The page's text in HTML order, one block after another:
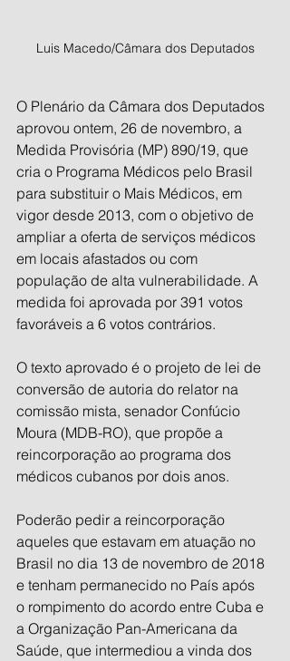
Luis Macedo/Câmara dos Deputados
O Plenário da Câmara dos Deputados
aprovou ontem, 26 de novembro, a
Medida Provisória (MP) 890/19, que
cria o Programa Médicos pelo Brasil
para substituir o Mais Médicos, em
vigor desde 2013, com o objetivo de
ampliar a oferta de serviços médicos
em locais afastados ou com
população de alta vulnerabilidade. A
medida foi aprovada por 391 votos
favoráveis a 6 votos contrários.
O texto aprovado é o projeto de lei de
conversão de autoria do relator na
comissão mista, senador Confúcio
Moura (MDB-RO), que propõe a
reincorporação ao programa dos
médicos cubanos por dois anos.
Poderão pedir a reincorporação
aqueles que estavam em atuação no
Brasil no dia 13 de novembro de 2018
e tenham permanecido no País após
o rompimento do acordo entre Cuba e
a Organização Pan-Americana da
Saúde, que intermediou a vinda dos